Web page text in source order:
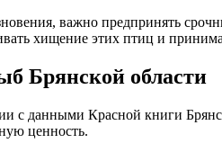
важно предпринять
хищение этих птиц и
Брянской области
с данными Красной книги
ценность.